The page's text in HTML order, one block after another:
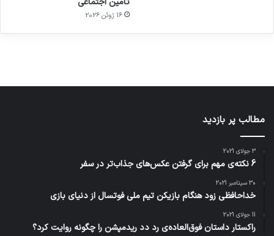
16 ژوئن 2026
ژاکت
در
مطالب پر بازدید
3 جولای 2021
6 نکته‌ی مهم برای گرفتن عکس‌های جذاب‌تر در سفر
30 سپتامبر 2021
خداحافظی زود هنگام بازیکن تیم ملی فوتسال از دنیای بازی
11 جولای 2021
راکستار داستان فوق‌العاده‌ی رد دد ریدمپشن را چگونه روایت کرد؟